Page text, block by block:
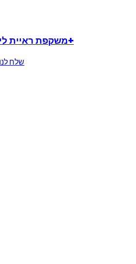
משקפת ראיית לילה דגם עכבר דור 2+